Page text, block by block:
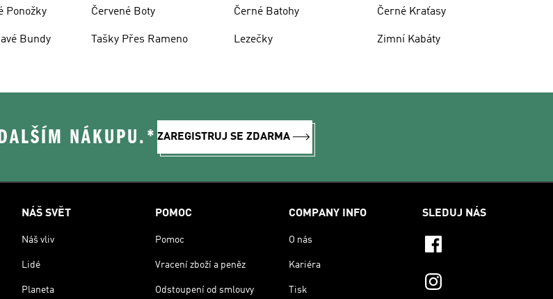
Ponožky
Bundy
Červené Boty
Tašky Přes Rameno
Černé Batohy
Lezečky
Černé Kraťasy
Zimní Kabáty
NÁKUPU.* ZAREGISTRUJ SE ZDARMA
NÁŠ SVĚT
Náš vliv
Lidé
Planeta
POMOC
Pomoc
Vracení zboží a peněz
Odstoupení od smlouvy
COMPANY INFO
O nás
Kariéra
Tisk
SLEDUJ NÁS